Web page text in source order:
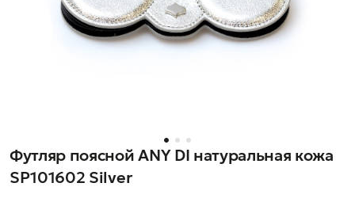
Футляр поясной ANY DI натуральная кожа
SP101602 Silver